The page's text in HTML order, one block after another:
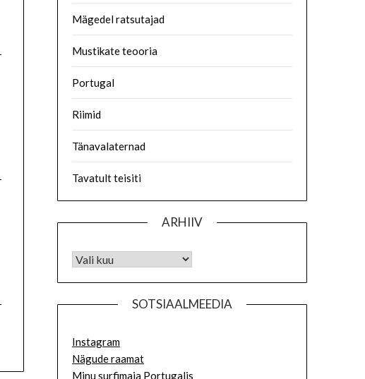
Mägedel ratsutajad
Mustikate teooria
Portugal
Riimid
Tänavalaternad
Tavatult teisiti
ARHIIV
SOTSIAALMEEDIA
Instagram
Nägude raamat
Minu surfimaja Portugalis